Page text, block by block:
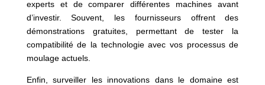
experts et de comparer différentes machines avant
d’investir. Souvent, les fournisseurs offrent des
démonstrations gratuites, permettant de tester la
compatibilité de la technologie avec vos processus de
moulage actuels.
Enfin, surveiller les innovations dans le domaine est